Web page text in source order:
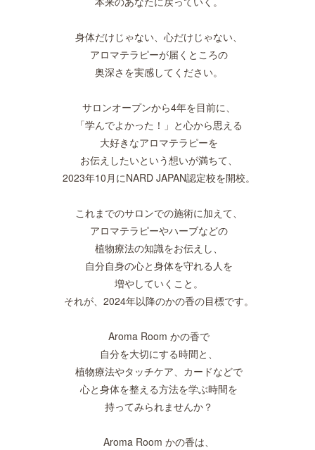
身体だけじゃない、心だけじゃない、
アロマテラピーが届くところの
奥深さを実感してください。
サロンオープンから4年を目前に、
「学んでよかった！」と心から思える
大好きなアロマテラピーを
お伝えしたいという想いが満ちて、
2023年10月にNARD JAPAN認定校を開校。
これまでのサロンでの施術に加えて、
アロマテラピーやハーブなどの
植物療法の知識をお伝えし、
自分自身の心と身体を守れる人を
増やしていくこと。
それが、2024年以降のかの香の目標です。
Aroma Room かの香で
自分を大切にする時間と、
植物療法やタッチケア、カードなどで
心と身体を整える方法を学ぶ時間を
持ってみられませんか？
Aroma Room かの香は、